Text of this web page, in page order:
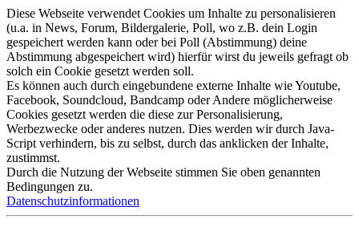
Diese Webseite verwendet Cookies um Inhalte zu personalisieren
(u.a. in News, Forum, Bildergalerie, Poll, wo z.B. dein Login
gespeichert werden kann oder bei Poll (Abstimmung) deine
Abstimmung abgespeichert wird) hierfür wirst du jeweils gefragt ob
solch ein Cookie gesetzt werden soll.
Es können auch durch eingebundene externe Inhalte wie Youtube,
Facebook, Soundcloud, Bandcamp oder Andere möglicherweise
Cookies gesetzt werden die diese zur Personalisierung,
Werbezwecke oder anderes nutzen. Dies werden wir durch Java-
Script verhindern, bis zu selbst, durch das anklicken der Inhalte,
zustimmst.
Durch die Nutzung der Webseite stimmen Sie oben genannten
Bedingungen zu.
Datenschutzinformationen